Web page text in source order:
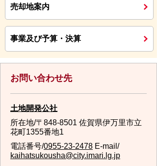
売却地案内
事業及び予算・決算
お問い合わせ先
土地開発公社
所在地/〒848-8501 佐賀県伊万里市立
花町1355番地1
電話番号/0955-23-2478 E-mail/
kaihatsukousha@city.imari.lg.jp